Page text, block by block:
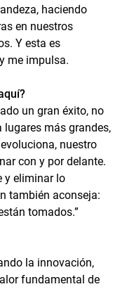
haciendo
en nuestros
Y esta es
me impulsa.
un gran éxito, no
más grandes,
nuestro
con y por delante.
y eliminar lo
también aconseja:
tomados.”
la innovación,
fundamental de